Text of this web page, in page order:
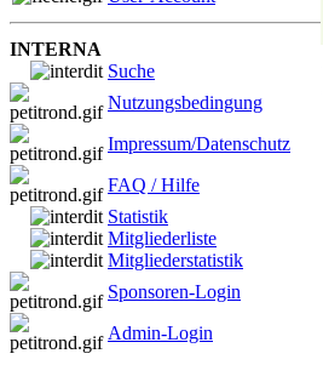
INTERNA
Suche
Nutzungsbedingung
Impressum/Datenschutz
FAQ / Hilfe
Statistik
Mitgliederliste
Mitgliederstatistik
Sponsoren-Login
Admin-Login